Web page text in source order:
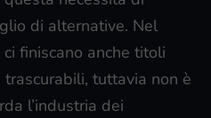
di alternative. Nel
finiscano anche titoli
tuttavia non è
l’industria dei